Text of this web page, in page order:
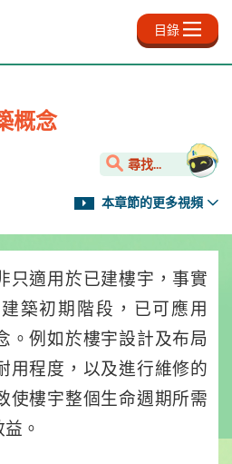
目錄
概念
尋找...
本章節的更多視頻
只適用於已建樓宇，事實
築初期階段，已可應用
。例如於樓宇設計及布局
用程度，以及進行維修的
使樓宇整個生命週期所需
。